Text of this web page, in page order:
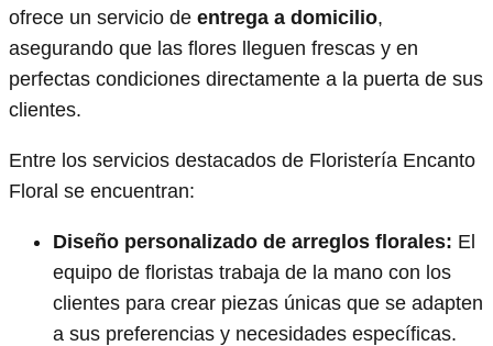
ofrece un servicio de entrega a domicilio,
asegurando que las flores lleguen frescas y en
perfectas condiciones directamente a la puerta de sus
clientes.
Entre los servicios destacados de Floristería Encanto
Floral se encuentran:
Diseño personalizado de arreglos florales: El
equipo de floristas trabaja de la mano con los
clientes para crear piezas únicas que se adapten
a sus preferencias y necesidades específicas.